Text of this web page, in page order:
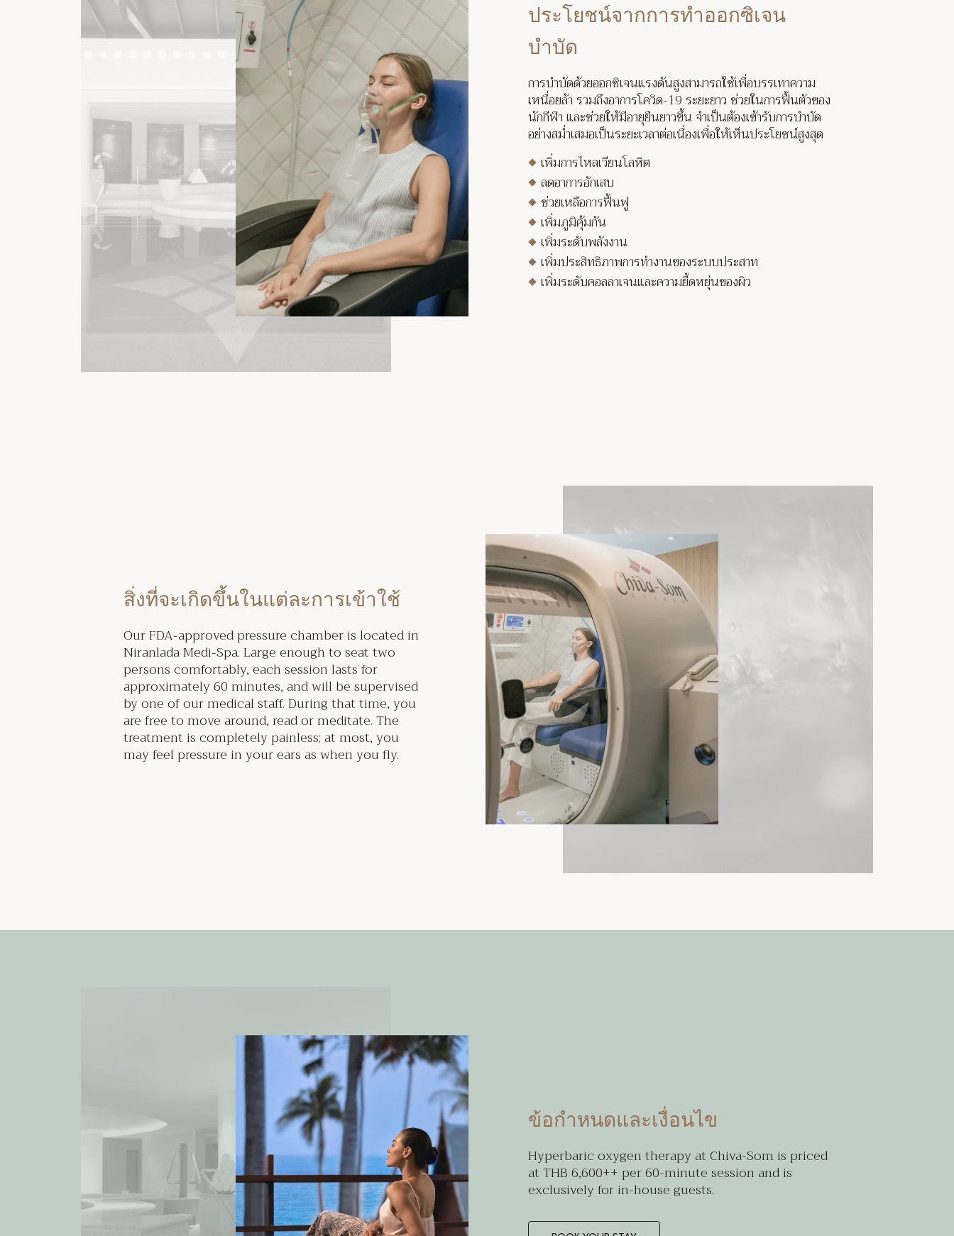
ประโยชน์จากการทำออกซิเจน
บำบัด
การบำบัดด้วยออกซิเจนแรงดันสูงสามารถใช้เพื่อบรรเทาความ
เหนื่อยล้า รวมถึงอาการโควิด-19 ระยะยาว ช่วยในการฟื้นตัวของ
นักกีฬา และช่วยให้มีอายุยืนยาวขึ้น จำเป็นต้องเข้ารับการบำบัด
อย่างสม่ำเสมอเป็นระยะเวลาต่อเนื่องเพื่อให้เห็นประโยชน์สูงสุด
เพิ่มการไหลเวียนโลหิต
ลดอาการอักเสบ
ช่วยเหลือการฟื้นฟู
เพิ่มภูมิคุ้มกัน
เพิ่มระดับพลังงาน
เพิ่มประสิทธิภาพการทำงานของระบบประสาท
เพิ่มระดับคอลลาเจนและความยื้ดหยุ่นของผิว
สิ่งที่จะเกิดขึ้นในแต่ละการเข้าใช้
Our FDA-approved pressure chamber is located in
Niranlada Medi-Spa. Large enough to seat two
persons comfortably, each session lasts for
approximately 60 minutes, and will be supervised
by one of our medical staff. During that time, you
are free to move around, read or meditate. The
treatment is completely painless; at most, you
may feel pressure in your ears as when you fly.
ข้อกำหนดและเงื่อนไข
Hyperbaric oxygen therapy at Chiva-Som is priced
at THB 6,600++ per 60-minute session and is
exclusively for in-house guests.